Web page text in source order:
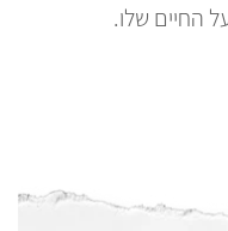
החיים שלו.